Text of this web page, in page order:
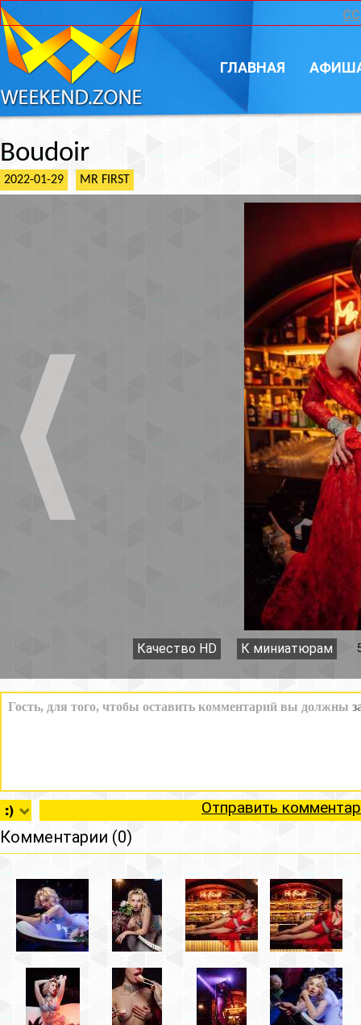
ГЛАВНАЯ
Boudoir
2022-01-29 MR FIRST
Качество HD К миниатюрам
Отправить
Комментарии (0)